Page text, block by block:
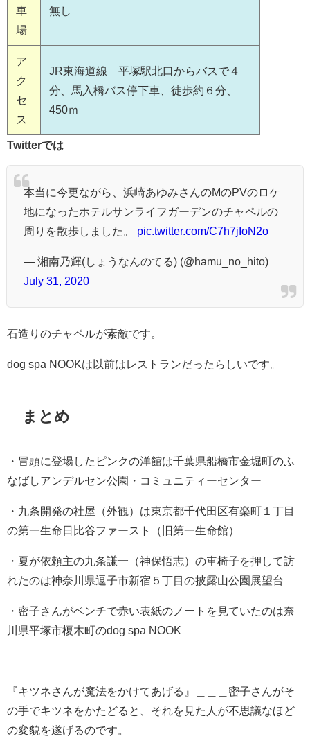
車
場
無し
ア
ク
セ
ス
JR東海道線 平塚駅北口からバスで４
分、馬入橋バス停下車、徒歩約６分、
450ｍ
Twitterでは
本当に今更ながら、浜崎あゆみさんのMのPVのロケ
地になったホテルサンライフガーデンのチャペルの
周りを散歩しました。 pic.twitter.com/C7h7jIoN2o
— 湘南乃輝(しょうなんのてる) (@hamu_no_hito)
July 31, 2020
石造りのチャペルが素敵です。
dog spa NOOKは以前はレストランだったらしいです。
まとめ
・冒頭に登場したピンクの洋館は千葉県船橋市金堀町のふ
なばしアンデルセン公園・コミュニティーセンター
・九条開発の社屋（外観）は東京都千代田区有楽町１丁目
の第一生命日比谷ファースト（旧第一生命館）
・夏が依頼主の九条謙一（神保悟志）の車椅子を押して訪
れたのは神奈川県逗子市新宿５丁目の披露山公園展望台
・密子さんがベンチで赤い表紙のノートを見ていたのは奈
川県平塚市榎木町のdog spa NOOK
『キツネさんが魔法をかけてあげる』＿＿＿密子さんがそ
の手でキツネをかたどると、それを見た人が不思議なほど
の変貌を遂げるのです。